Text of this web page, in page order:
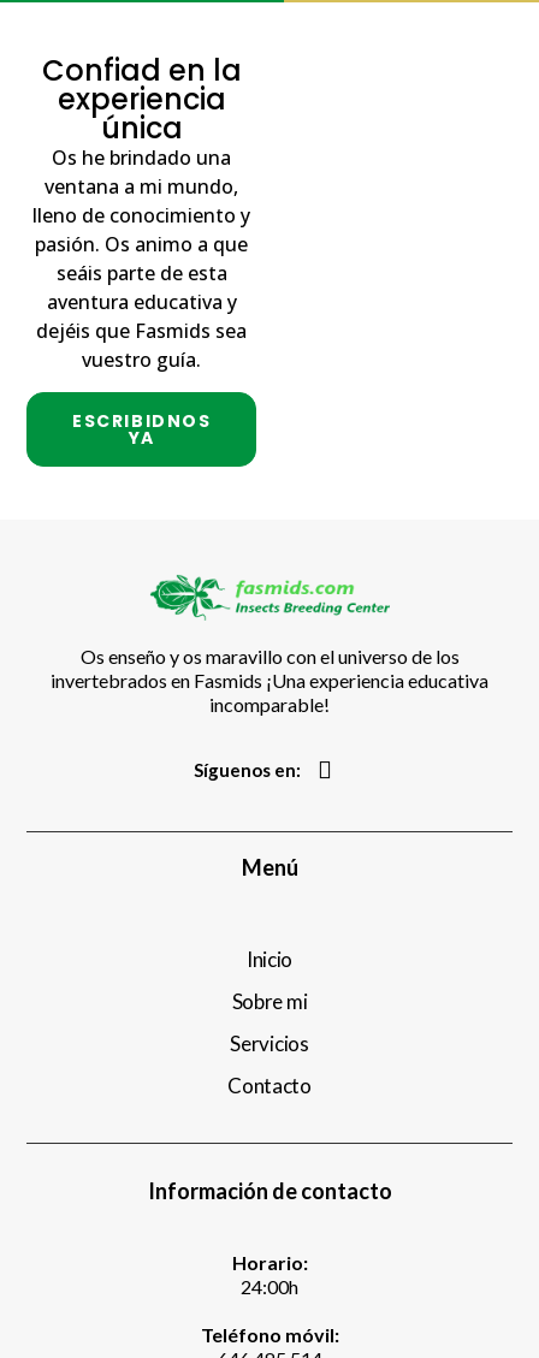
Confiad en la
experiencia
única
Os he brindado una
ventana a mi mundo,
lleno de conocimiento y
pasión. Os animo a que
seáis parte de esta
aventura educativa y
dejéis que Fasmids sea
vuestro guía.
ESCRIBIDNOS
YA
Os enseño y os maravillo con el universo de los
invertebrados en Fasmids ¡Una experiencia educativa
incomparable!
Síguenos en:
Menú
Inicio
Sobre mi
Servicios
Contacto
Información de contacto
Horario:
24:00h
Teléfono móvil: